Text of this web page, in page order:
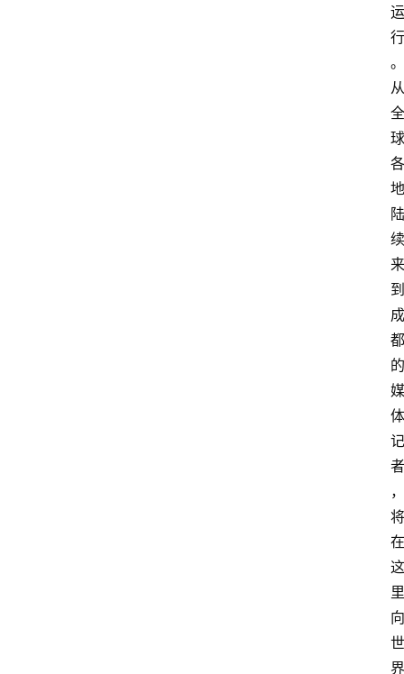
运
行
。
从
全
球
各
地
陆
续
来
到
成
都
的
媒
体
记
者
，
将
在
这
里
向
世
界